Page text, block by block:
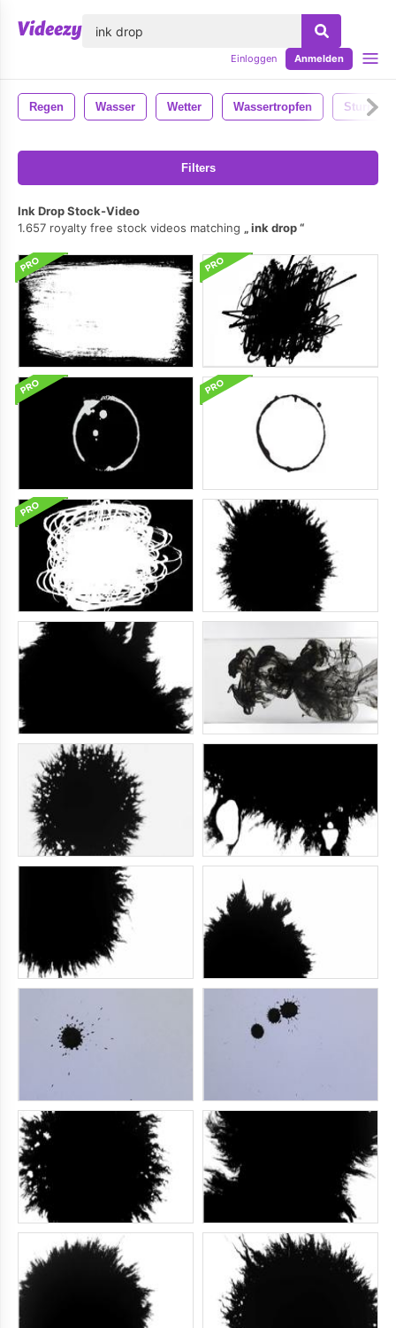
Einloggen Anmelden
Regen Wasser Wetter Wassertropfen Sturm
Filters
Ink Drop Stock-Video
1.657 royalty free stock videos matching
ink drop